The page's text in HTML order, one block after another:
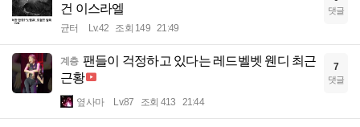
건 이스라엘
균터 Lv.42 조회 149 21:49
댓글
계층 팬들이 걱정하고 있다는 레드벨벳 웬디 최근
근황
옆사마 Lv.87 조회 413 21:44
7
댓글